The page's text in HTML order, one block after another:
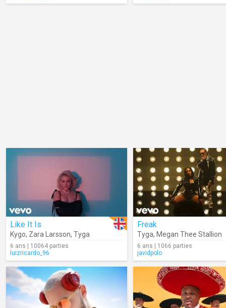
Like It Is
Kygo, Zara Larsson, Tyga
6 ans | 10064 parties
luizricardo_96
Freak
Tyga, Megan Thee Stallion
6 ans | 1066 parties
javidpolo